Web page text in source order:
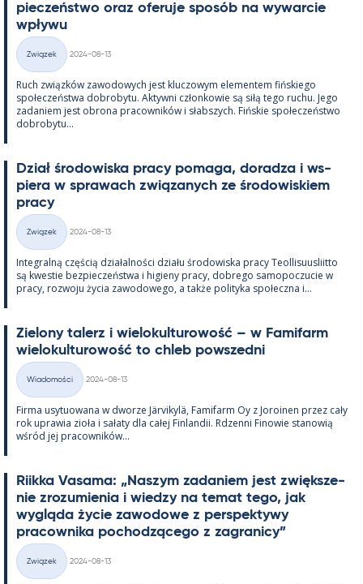
pieczeństwo oraz ofe­ruje sposób na wywarcie
wpływu
Kategorie
Związek
2024-08-13
Ruch związków zawo­dowych jest kluczowym ele­men­tem fińs­kiego
społeczeństwa do­bro­bytu. Ak­tywni człon­kowie są siłą tego ruchu. Jego
za­da­niem jest obrona pracow­ników i słabszych. Fińs­kie społeczeństwo
do­bro­bytu...
Dział śro­dowiska pracy po­maga, do­radza i ws­
piera w sprawach związa­nych ze śro­dowis­kiem
pracy
Kategorie
Związek
2024-08-13
In­te­gralną częścią działal­ności działu śro­dowiska pracy Teol­li­suus­liitto
są kwes­tie bez­pieczeństwa i hi­gieny pracy, dobrego sa­mo­poczucie w
pracy, rozwoju życia zawo­dowego, a także po­li­tyka społeczna i...
Zie­lony ta­lerz i wie­lo­kul­tu­rowość – w Fa­mi­farm
wie­lo­kul­tu­rowość to ch­leb powszedni
Kategorie
Wiadomości
2024-08-13
Firma usy­tuowana w dworze Jär­vi­kylä, Fa­mi­farm Oy z Jo­roi­nen przez cały
rok uprawia zioła i sałaty dla całej Fin­lan­dii. Rdzenni Fi­nowie sta­nowią
wśród jej pracow­ników...
Riikka Va­sama: „Naszym za­da­niem jest zwiększe­
nie zrozu­mie­nia i wiedzy na te­mat tego, jak
wygląda życie zawo­dowe z pers­pek­tywy
pracow­nika poc­hodzącego z za­gra­nicy”
Kategorie
Związek
2024-08-13